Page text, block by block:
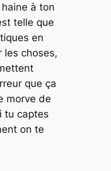
à ton
telle que
en
les choses,
que ça
morve de
tu captes
on te